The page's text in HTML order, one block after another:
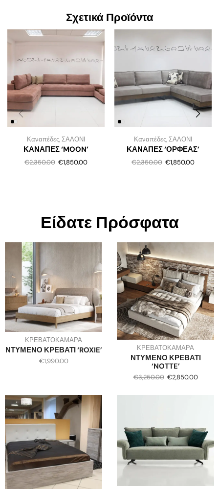
Σχετικά Προϊόντα
Καναπέδες,ΣΑΛΟΝΙ
ΚΑΝΑΠΕΣ ‘MOON’
€2,350.00 €1,850.00
Καναπέδες,ΣΑΛΟΝΙ
ΚΑΝΑΠΕΣ ‘ΟΡΦΕΑΣ’
€2,350.00 €1,850.00
Είδατε Πρόσφατα
ΚΡΕΒΑΤΟΚΑΜΑΡΑ
ΝΤΥΜΕΝΟ ΚΡΕΒΑΤΙ ‘ROXIE’
€1,990.00
ΚΡΕΒΑΤΟΚΑΜΑΡΑ
ΝΤΥΜΕΝΟ ΚΡΕΒΑΤΙ
‘NOTTE’
€3,250.00 €2,850.00